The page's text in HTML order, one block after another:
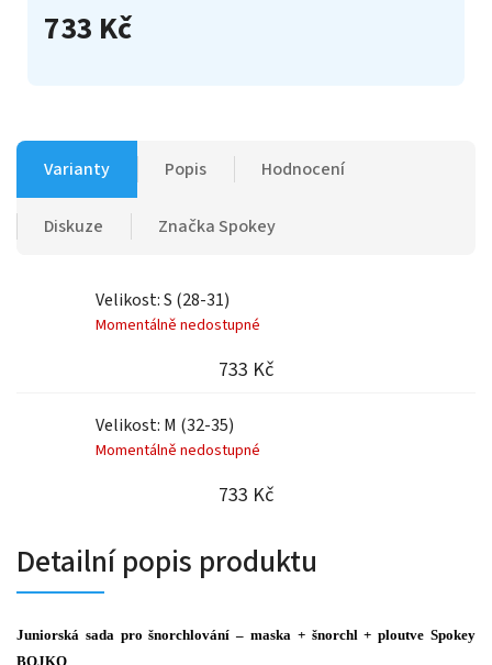
733 Kč
Varianty Popis Hodnocení
Diskuze ZnačkaSpokey
Velikost: S (28-31)
Momentálně nedostupné
733 Kč
Velikost: M (32-35)
Momentálně nedostupné
733 Kč
Detailní popis produktu
Juniorská sada pro šnorchlování – maska + šnorchl + ploutve Spokey
BOJKO